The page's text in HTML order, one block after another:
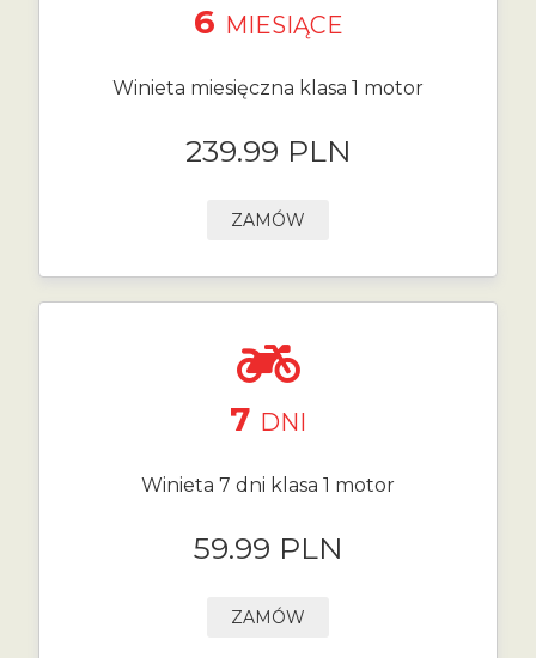
6 MIESIĄCE
Winieta miesięczna klasa 1 motor
239.99 PLN
ZAMÓW
7 DNI
Winieta 7 dni klasa 1 motor
59.99 PLN
ZAMÓW